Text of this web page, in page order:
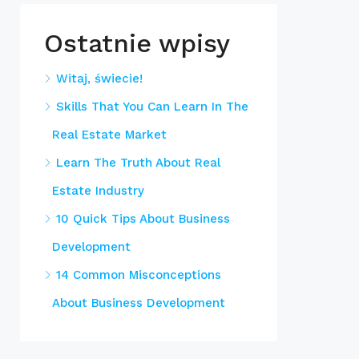
Ostatnie wpisy
Witaj, świecie!
Skills That You Can Learn In The
Real Estate Market
Learn The Truth About Real
Estate Industry
10 Quick Tips About Business
Development
14 Common Misconceptions
About Business Development